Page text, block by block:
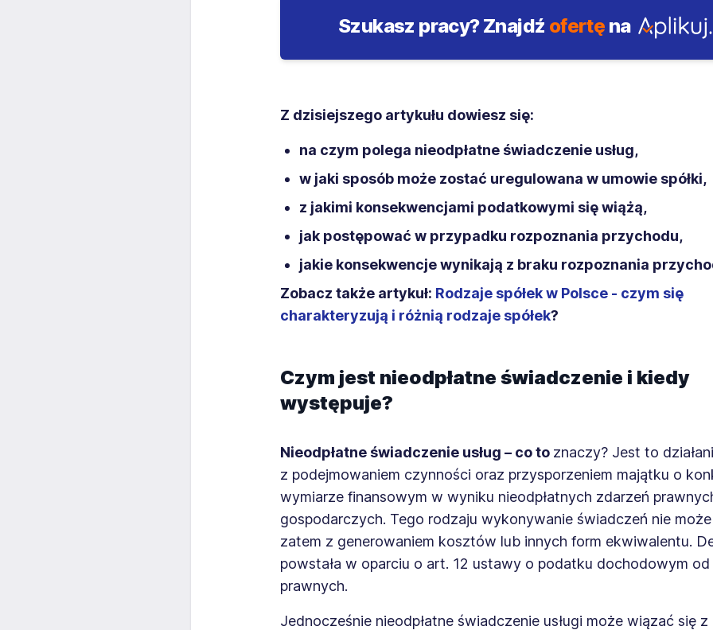
Szukasz pracy?Znajdź ofertę na
Z dzisiejszego artykułu dowiesz się:
na czym polega nieodpłatne świadczenie usług,
w jaki sposób może zostać uregulowana w umowie spółki,
z jakimi konsekwencjami podatkowymi się wiążą,
jak postępować w przypadku rozpoznania przychodu,
jakie konsekwencje wynikają z braku rozpoznania
Zobacz także artykuł: Rodzaje spółek w Polsce - czym się
charakteryzują i różnią rodzaje spółek?
Czym jest nieodpłatne świadczenie i kiedy
występuje?
Nieodpłatne świadczenie usług – co to znaczy? Jest to
z podejmowaniem czynności oraz przysporzeniem majątku o
wymiarze finansowym w wyniku nieodpłatnych zdarzeń
gospodarczych. Tego rodzaju wykonywanie świadczeń nie
zatem z generowaniem kosztów lub innych form ekwiwalentu.
powstała w oparciu o art. 12 ustawy o podatku dochodowym
prawnych.
Jednocześnie nieodpłatne świadczenie usługi może wiązać się z